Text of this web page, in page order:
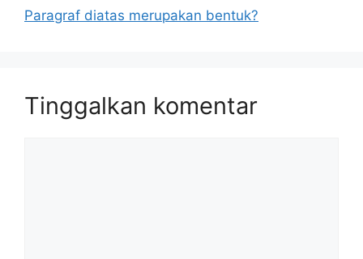
Paragraf diatas merupakan bentuk?
Tinggalkan komentar